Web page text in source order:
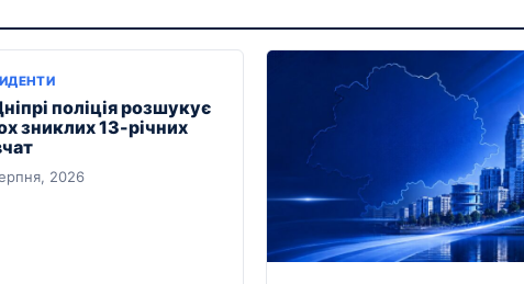
поліція розшукує
зниклих 13-річних
2026